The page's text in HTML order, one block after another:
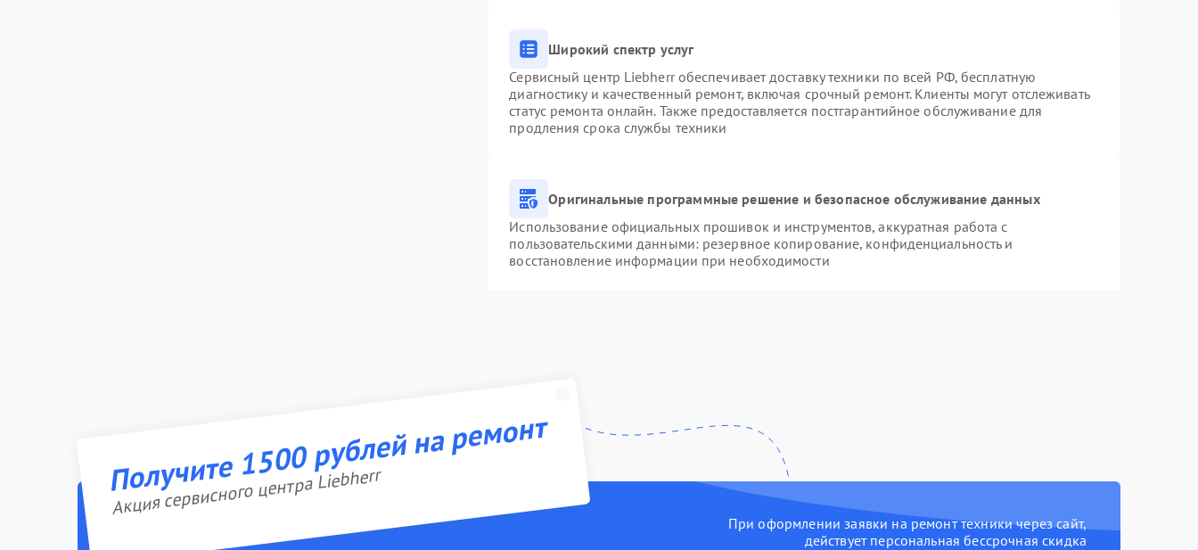
Широкий спектр услуг
Сервисный центр Liebherr обеспечивает доставку техники по всей РФ, бесплатную
диагностику и качественный ремонт, включая срочный ремонт. Клиенты могут отслеживать
статус ремонта онлайн. Также предоставляется постгарантийное обслуживание для
продления срока службы техники
Оригинальные программные решение и безопасное обслуживание данных
Использование официальных прошивок и инструментов, аккуратная работа с
пользовательскими данными: резервное копирование, конфиденциальность и
восстановление информации при необходимости
Получите 1500 рублей на ремонт
Акция сервисного центра Liebherr
При оформлении заявки на ремонт техники через сайт,
действует персональная бессрочная скидка